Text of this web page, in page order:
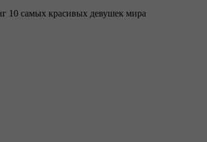
10 самых красивых девушек мира